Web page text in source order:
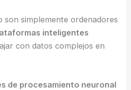
son simplemente ordenadores
inteligentes
con datos complejos en
de procesamiento neuronal